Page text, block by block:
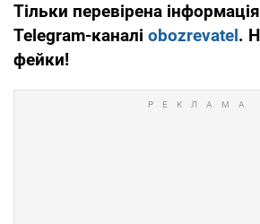
Тільки перевірена
Telegram-каналі obozrevatel.
фейки!